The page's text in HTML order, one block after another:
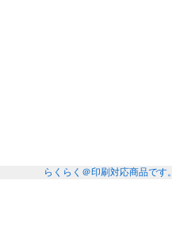
らくらく＠印刷対応商品です。